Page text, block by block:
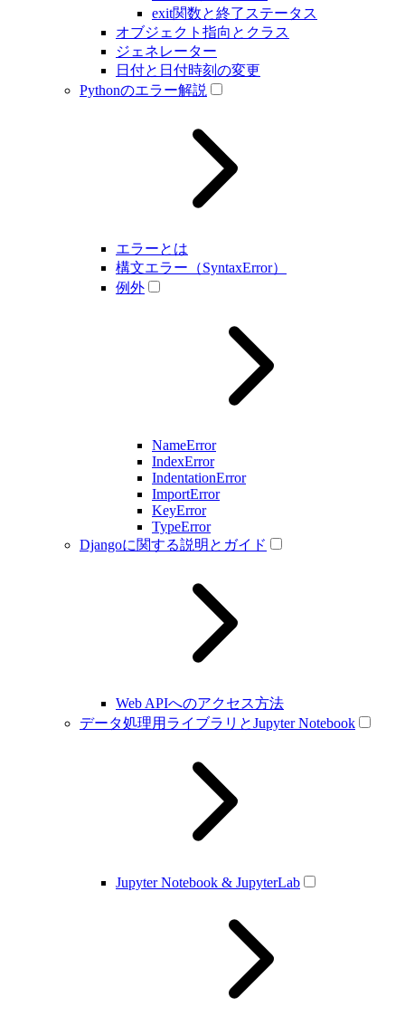
exit関数と終了ステータス
オブジェクト指向とクラス
ジェネレーター
日付と日付時刻の変更
Pythonのエラー解説
エラーとは
構文エラー（SyntaxError）
例外
NameError
IndexError
IndentationError
ImportError
KeyError
TypeError
Djangoに関する説明とガイド
Web APIへのアクセス方法
データ処理用ライブラリとJupyter Notebook
Jupyter Notebook & JupyterLab